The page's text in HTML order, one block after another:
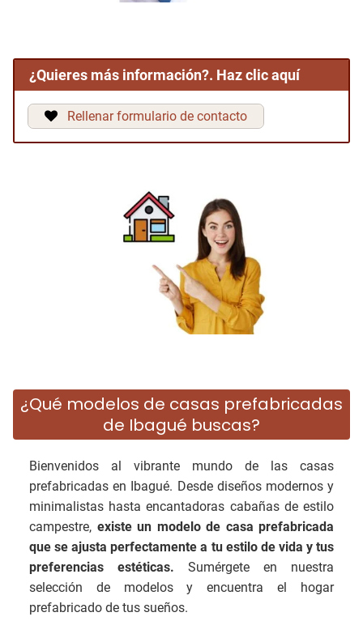
¿Quieres más información?. Haz clic aquí
Rellenar formulario de contacto
¿Qué modelos de casas prefabricadas
de Ibagué buscas?
Bienvenidos al vibrante mundo de las casas
prefabricadas en Ibagué. Desde diseños modernos y
minimalistas hasta encantadoras cabañas de estilo
campestre, existe un modelo de casa prefabricada
que se ajusta perfectamente a tu estilo de vida y tus
preferencias estéticas. Sumérgete en nuestra
selección de modelos y encuentra el hogar
prefabricado de tus sueños.